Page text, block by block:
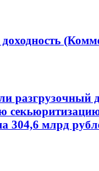
разгрузочный
304,6 млрд